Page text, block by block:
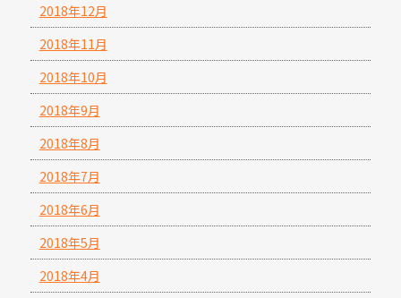
2018年12月
2018年11月
2018年10月
2018年9月
2018年8月
2018年7月
2018年6月
2018年5月
2018年4月